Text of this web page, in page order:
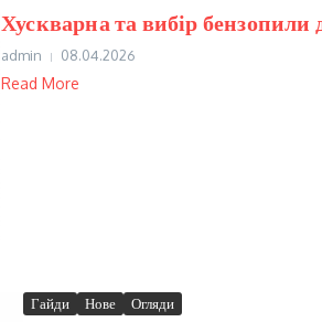
Хускварна та вибір бензопили
admin 08.04.2026
Read More
Гайди Нове Огляди